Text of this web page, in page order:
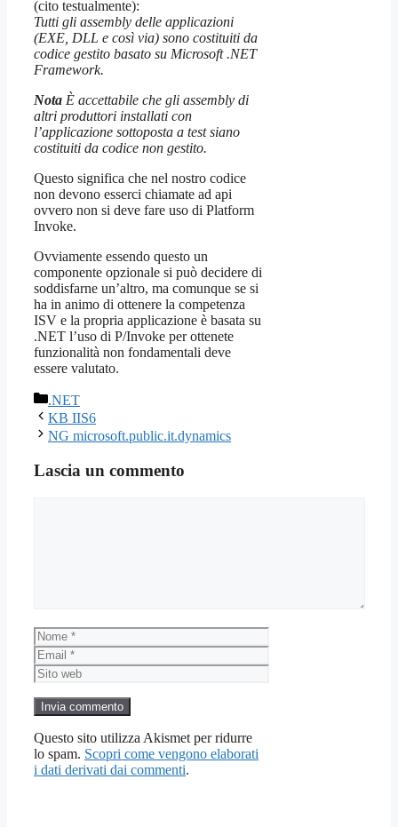
(cito testualmente):
Tutti gli assembly delle applicazioni
(EXE, DLL e così via) sono costituiti da
codice gestito basato su Microsoft .NET
Framework.
Nota È accettabile che gli assembly di
altri produttori installati con
l’applicazione sottoposta a test siano
costituiti da codice non gestito.
Questo significa che nel nostro codice
non devono esserci chiamate ad api
ovvero non si deve fare uso di Platform
Invoke.
Ovviamente essendo questo un
componente opzionale si può decidere di
soddisfarne un’altro, ma comunque se si
ha in animo di ottenere la competenza
ISV e la propria applicazione è basata su
.NET l’uso di P/Invoke per ottenete
funzionalità non fondamentali deve
essere valutato.
Categorie
.NET
KB IIS6
NG microsoft.public.it.dynamics
Lascia un commento
Nome
Email
Sito
web
Questo sito utilizza Akismet per ridurre
lo spam. Scopri come vengono elaborati
i dati derivati dai commenti.